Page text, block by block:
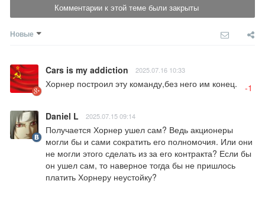
Комментарии к этой теме были закрыты
Новые
Cars is my addiction 2025.07.16 10:33
Хорнер построил эту команду,без него им конец. -1
Daniel L 2025.07.15 09:14
Получается Хорнер ушел сам? Ведь акционеры
могли бы и сами сократить его полномочия. Или они
не могли этого сделать из за его контракта? Если бы
он ушел сам, то наверное тогда бы не пришлось
платить Хорнеру неустойку?